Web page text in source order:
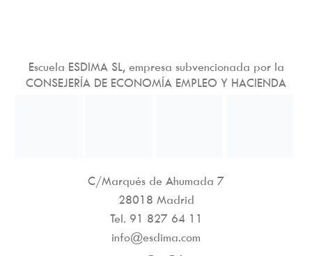
Escuela ESDIMA SL, empresa subvencionada por la
CONSEJERÍA DE ECONOMÍA EMPLEO Y HACIENDA
C/Marqués de Ahumada 7
28018 Madrid
Tel. 91 827 64 11
info@esdima.com